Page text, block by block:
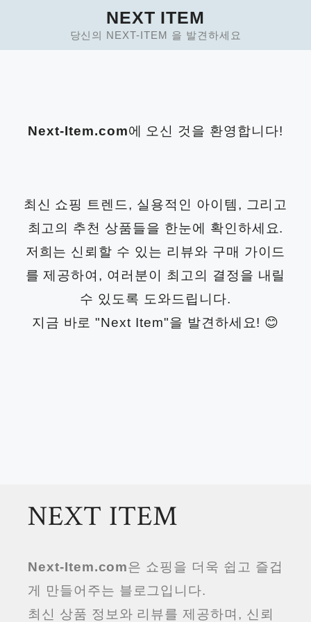
NEXT ITEM
당신의 NEXT-ITEM 을 발견하세요
Next-Item.com에 오신 것을 환영합니다!
최신 쇼핑 트렌드, 실용적인 아이템, 그리고
최고의 추천 상품들을 한눈에 확인하세요.
저희는 신뢰할 수 있는 리뷰와 구매 가이드
를 제공하여, 여러분이 최고의 결정을 내릴
수 있도록 도와드립니다.
지금 바로 "Next Item"을 발견하세요! 😊
NEXT ITEM
Next-Item.com은 쇼핑을 더욱 쉽고 즐겁
게 만들어주는 블로그입니다.
최신 상품 정보와 리뷰를 제공하며, 신뢰